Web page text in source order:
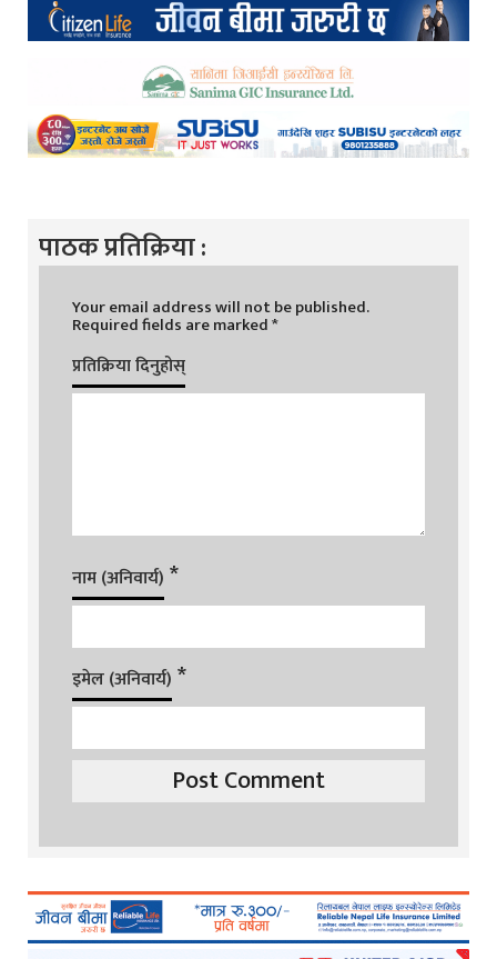
पाठक प्रतिक्रिया :
Your email address will not be published.
Required fields are marked*
प्रतिक्रिया दिनुहोस्
नाम (अनिवार्य) *
इमेल (अनिवार्य) *